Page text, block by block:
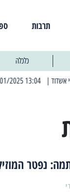
תרבות
כלכלה
| 13:04 14/01/2025 עובדים בלילות: עבודות קרצוף וריבוד אספלט
נפטר